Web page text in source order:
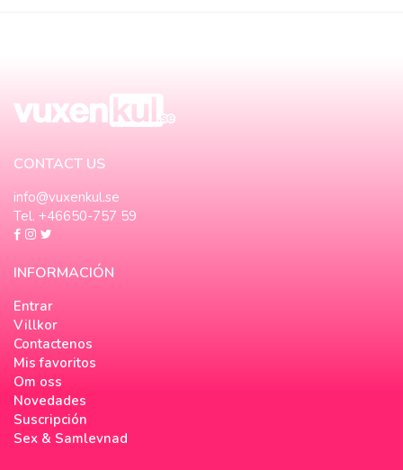
CONTACT US
info@vuxenkul.se
Tel. +46650-757 59
INFORMACIÓN
Entrar
Villkor
Contactenos
Mis favoritos
Om oss
Novedades
Suscripción
Sex & Samlevnad